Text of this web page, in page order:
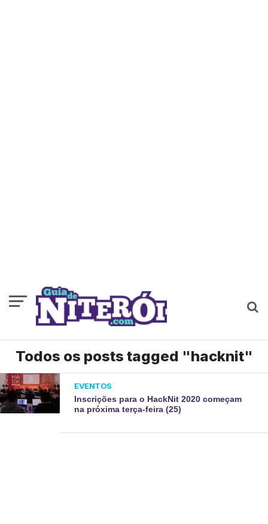
Todos os posts tagged "hacknit"
EVENTOS
Inscrições para o HackNit 2020 começam
na próxima terça-feira (25)